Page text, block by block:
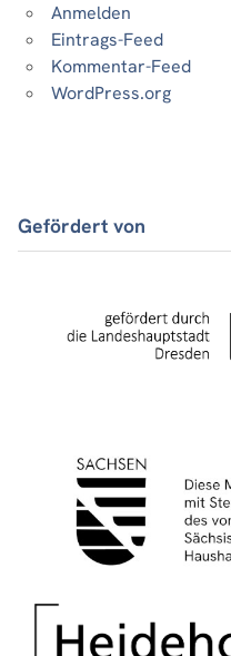
Anmelden
Eintrags-Feed
Kommentar-Feed
WordPress.org
Gefördert von